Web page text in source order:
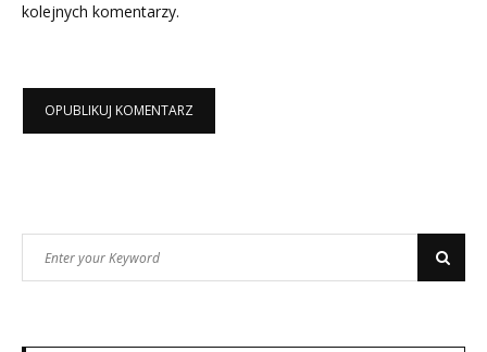
kolejnych komentarzy.
for:
Search